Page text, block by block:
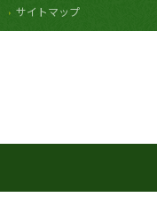
サイトマップ